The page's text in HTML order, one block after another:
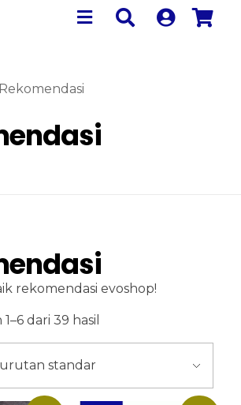
Rekomendasi
rekomendasi evoshop!
dari 39 hasil